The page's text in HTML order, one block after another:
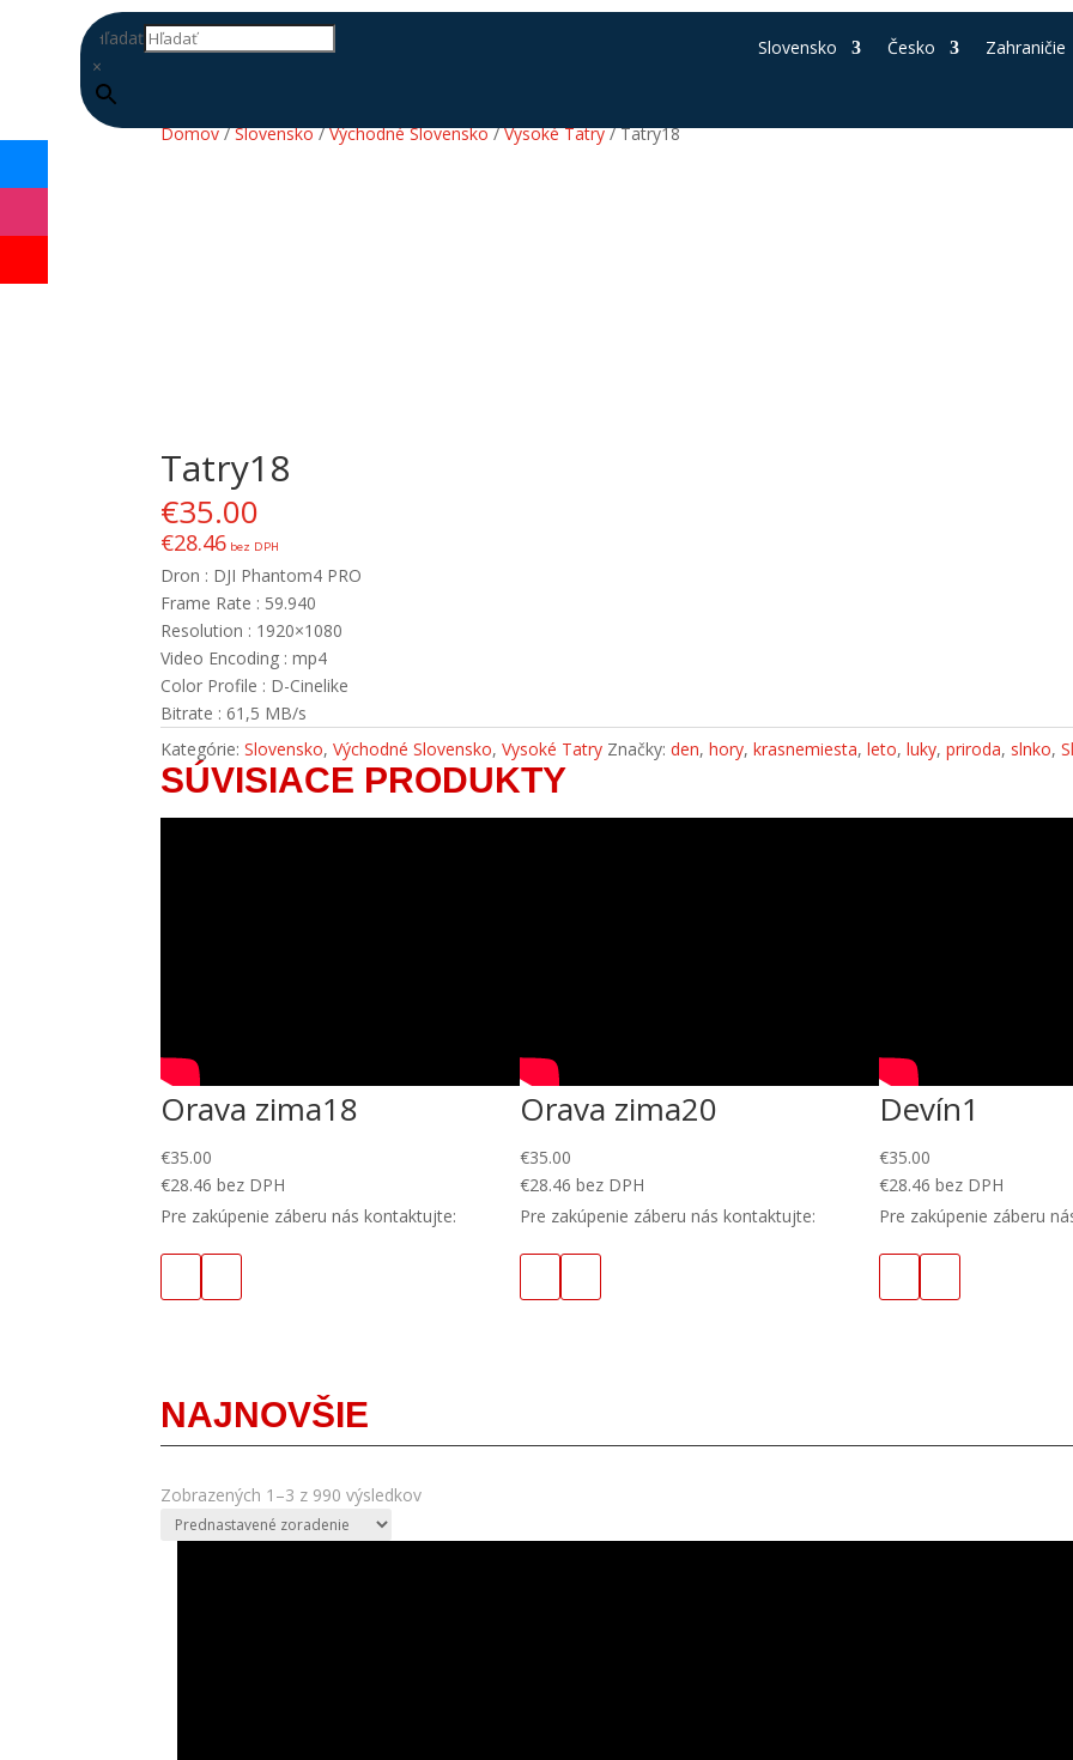
Hľadať
×
Slovensko Česko Zahraničie
Domov/Slovensko/Východné Slovensko/Vysoké Tatry/ Tatry18
Tatry18
€35.00
€28.46 bez DPH
Dron : DJI Phantom4 PRO
Frame Rate : 59.940
Resolution : 1920×1080
Video Encoding : mp4
Color Profile : D-Cinelike
Bitrate : 61,5 MB/s
Kategórie:Slovensko,Východné Slovensko,Vysoké Tatry Značky:den,hory,krasnemiesta,leto,luky,priroda, slnko,
SÚVISIACE PRODUKTY
Orava zima18
€35.00
€28.46 bez DPH
Pre zakúpenie záberu nás kontaktujte:
Orava zima20
€35.00
€28.46 bez DPH
Pre zakúpenie záberu nás kontaktujte:
Devín1
€35.00
€28.46 bez DPH
Pre zakúpenie záberu
NAJNOVŠIE
Zobrazených 1–3 z 990 výsledkov